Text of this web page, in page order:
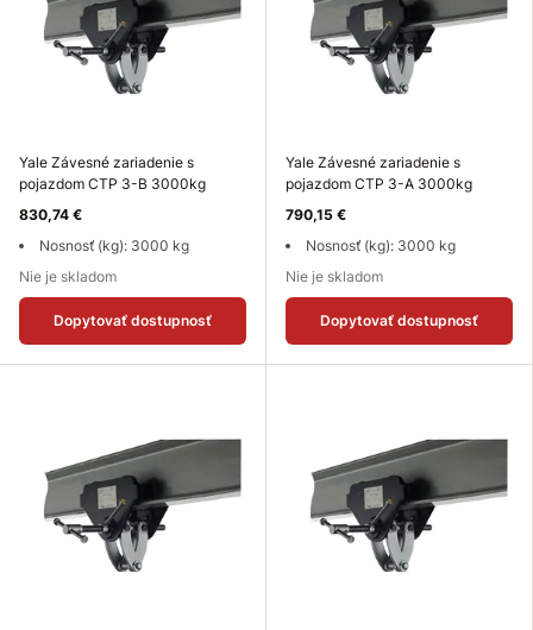
Yale Závesné zariadenie s
pojazdom CTP 3-B 3000kg
830,74 €
Nosnosť (kg): 3000 kg
Nie je skladom
Dopytovať dostupnosť
Yale Závesné zariadenie s
pojazdom CTP 3-A 3000kg
790,15 €
Nosnosť (kg): 3000 kg
Nie je skladom
Dopytovať dostupnosť